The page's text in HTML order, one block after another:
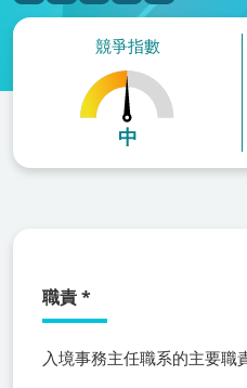
競爭指數
中
職責*
入境事務主任職系的主要職